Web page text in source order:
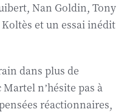
Nan Goldin, Tony
et un essai inédit
dans plus de
n’hésite pas à
réactionnaires,